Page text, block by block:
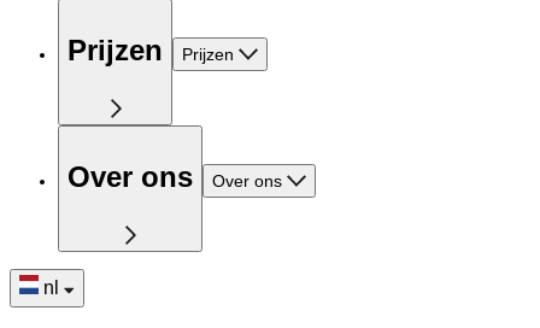
Prijzen Prijzen
Over ons Over ons
nl